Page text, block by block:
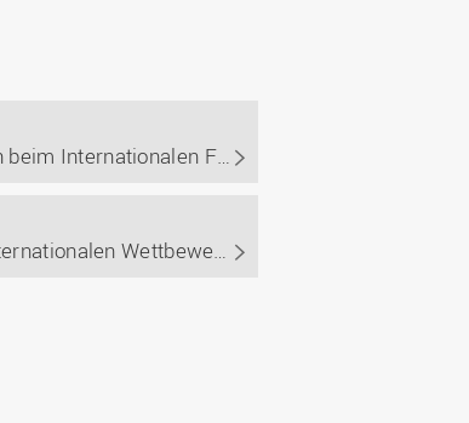
Gemeinsames Team der beiden Osnabrücker Hochschulen setzt sich beim Internationalen Feldroboter-Wettbewerb 2026 durch und holt den zweiten Weltmeistertitel in Folge.
Team der Universität und Hochschule Osnabrück triumphiert beim internationalen Wettbewerb "Field Robot Event" in Italien